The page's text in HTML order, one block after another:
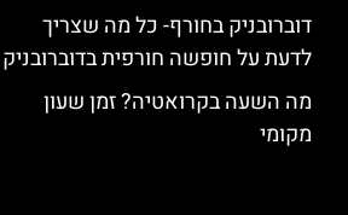
דוברובניק בחורף- כל מה שצריך
לדעת על חופשה חורפית בדוברובניק
מה השעה בקרואטיה? זמן שעון
מקומי